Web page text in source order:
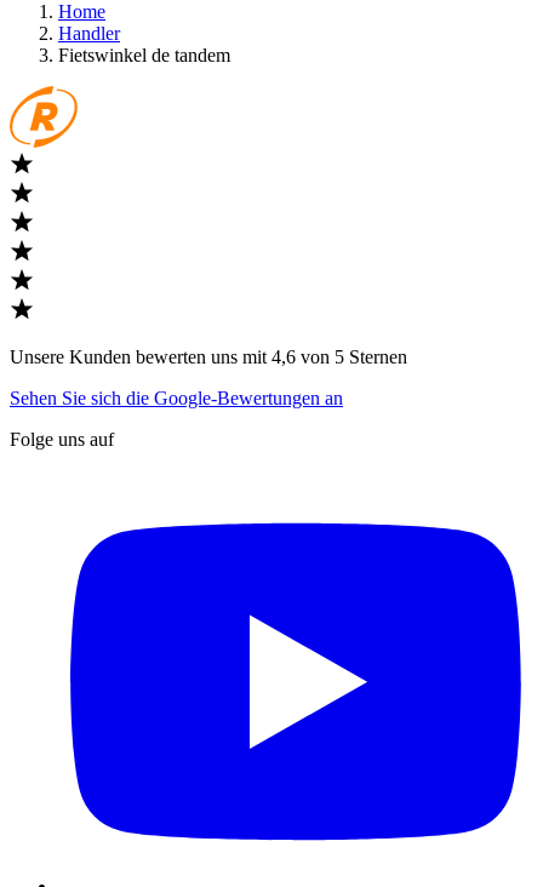
Home
Handler
Fietswinkel de tandem
Unsere Kunden bewerten uns mit 4,6 von 5 Sternen
Sehen Sie sich die Google-Bewertungen an
Folge uns auf